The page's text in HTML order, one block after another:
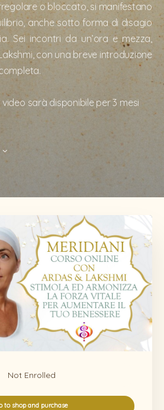
o bloccato, si manifestano
anche sotto forma di disagio
Sei incontri da un’ora e mezza,
con una breve introduzione
sarà disponibile per 3 mesi
Not Enrolled
to shop and purchase